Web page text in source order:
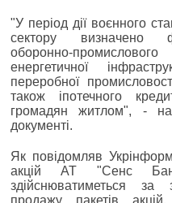
"У період дії воєнного
сектору визначено
оборонно-
енергетичної
переробної
також іпотечного
громадян житлом", -
документі.
Як повідомляв
акцій АТ "Сенс
здійснюватиметься за
продажу пакетів